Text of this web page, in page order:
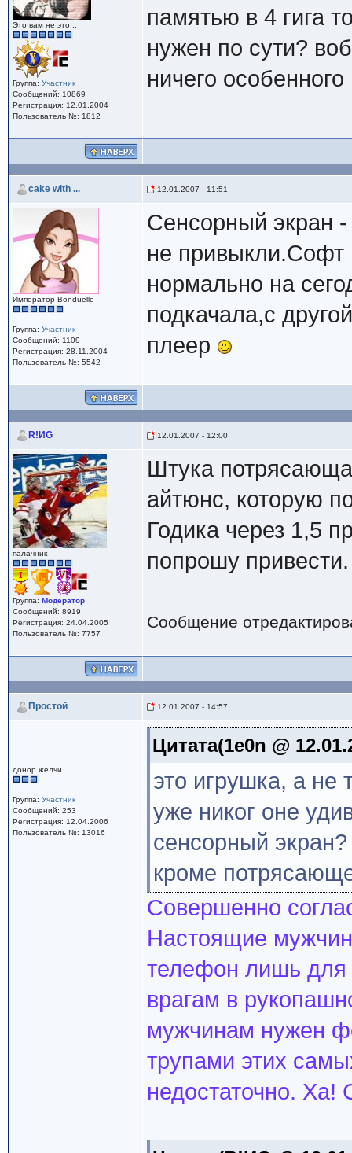
Это вам не это...
Группа: Участник
Сообщений: 10869
Регистрация: 12.01.2004
Пользователь №: 1812
памятью в 4 гига
нужен по сути?
ничего особенного
cake with ... 12.01.2007 - 11:51
Император Bonduelle
Группа: Участник
Сообщений: 1109
Регистрация: 28.11.2004
Пользователь №: 5542
Сенсорный экран
не привыкли.Софт
нормально на
подкачала,с
плеер
R!ИG 12.01.2007 - 12:00
палачник
Группа: Модератор
Сообщений: 8919
Регистрация: 24.04.2005
Пользователь №: 7757
Штука
айтюнс, которую
Годика через 1,5
попрошу
Сообщение
Простой 12.01.2007 - 14:57
донор желчи
Группа: Участник
Сообщений: 253
Регистрация: 12.04.2006
Пользователь №: 13016
Цитата(1e0n @
это игрушка, а не
уже никог оне
сенсорный
кроме
Совершенно
Настоящие
телефон лишь для
врагам в
мужчинам нужен
трупами этих
недостаточно.